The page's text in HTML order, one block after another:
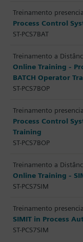
Treinamento
Process Control
ST-PCS7BAT
Treinamento a
Online Training -
BATCH Operator
ST-PCS7BOP
Treinamento
Process Control
Training
ST-PCS7BOP
Treinamento a
Online Training -
ST-PCS7SIM
Treinamento
SIMIT in Process
ST-PCS7SIM